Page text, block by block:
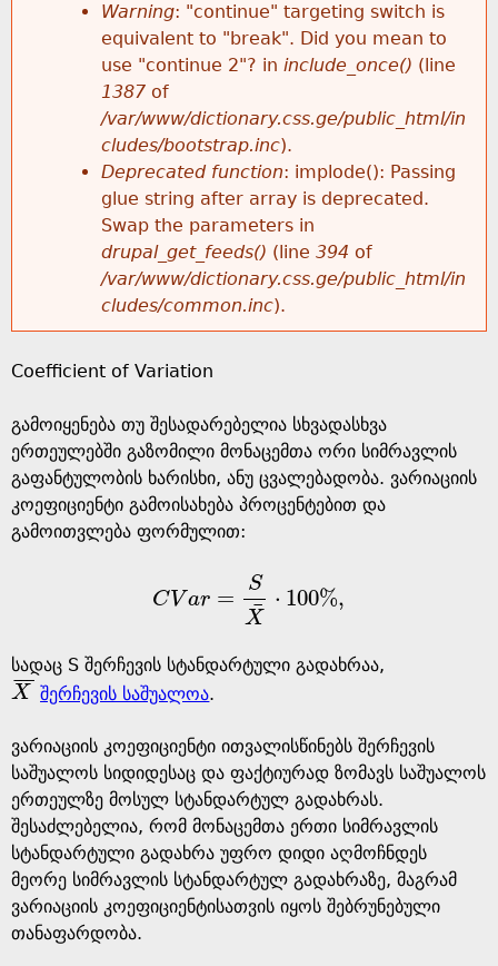
g
e
Warning: "continue" targeting switch is
equivalent to "break". Did you mean to
use "continue 2"? in include_once() (line
1387 of
/var/www/dictionary.css.ge/public_html/in
cludes/bootstrap.inc).
Deprecated function: implode(): Passing
glue string after array is deprecated.
Swap the parameters in
drupal_get_feeds() (line 394 of
/var/www/dictionary.css.ge/public_html/in
cludes/common.inc).
Coefficient of Variation
გამოიყენება თუ შესადარებელია სხვადასხვა
ერთეულებში გაზომილი მონაცემთა ორი სიმრავლის
გაფანტულობის ხარისხი, ანუ ცვალებადობა. ვარიაციის
კოეფიციენტი გამოისახება პროცენტებით და
გამოითვლება ფორმულით:
CVar =
S
X
¯ ⋅ 100%,
CVar =S X¯⋅ 100%,
სადაც S შერჩევის სტანდარტული გადახრაა,
X
¯¯
¯
X¯ შერჩევის საშუალოა.
ვარიაციის კოეფიციენტი ითვალისწინებს შერჩევის
საშუალოს სიდიდესაც და ფაქტიურად ზომავს საშუალოს
ერთეულზე მოსულ სტანდარტულ გადახრას.
შესაძლებელია, რომ მონაცემთა ერთი სიმრავლის
სტანდარტული გადახრა უფრო დიდი აღმოჩნდეს
მეორე სიმრავლის სტანდარტულ გადახრაზე, მაგრამ
ვარიაციის კოეფიციენტისათვის იყოს შებრუნებული
თანაფარდობა.